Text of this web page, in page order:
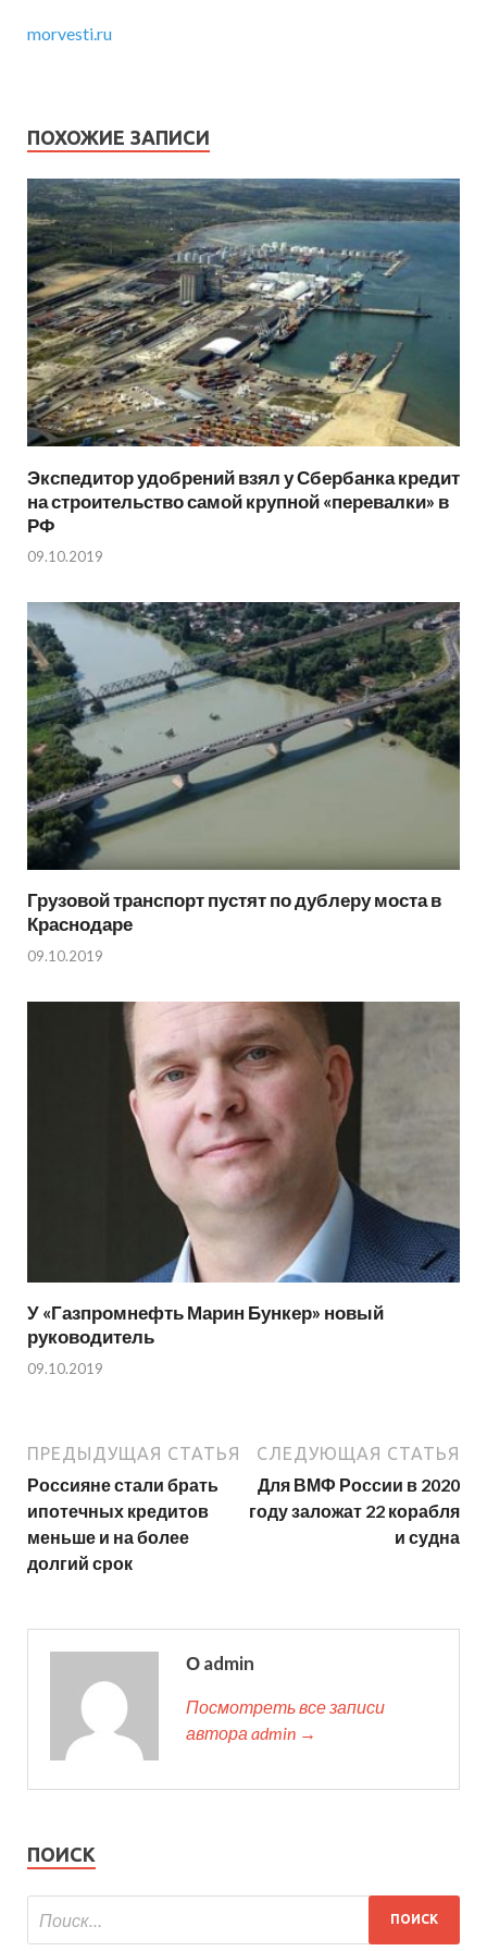
morvesti.ru
ПОХОЖИЕ ЗАПИСИ
Экспедитор удобрений взял у Сбербанка кредит
на строительство самой крупной «перевалки» в
РФ
09.10.2019
Грузовой транспорт пустят по дублеру моста в
Краснодаре
09.10.2019
У «Газпромнефть Марин Бункер» новый
руководитель
09.10.2019
ПРЕДЫДУЩАЯ СТАТЬЯ
Россияне стали брать
ипотечных кредитов
меньше и на более
долгий срок
СЛЕДУЮЩАЯ СТАТЬЯ
Для ВМФ России в 2020
году заложат 22 корабля
и судна
О admin
Посмотреть все записи
автора admin →
ПОИСК